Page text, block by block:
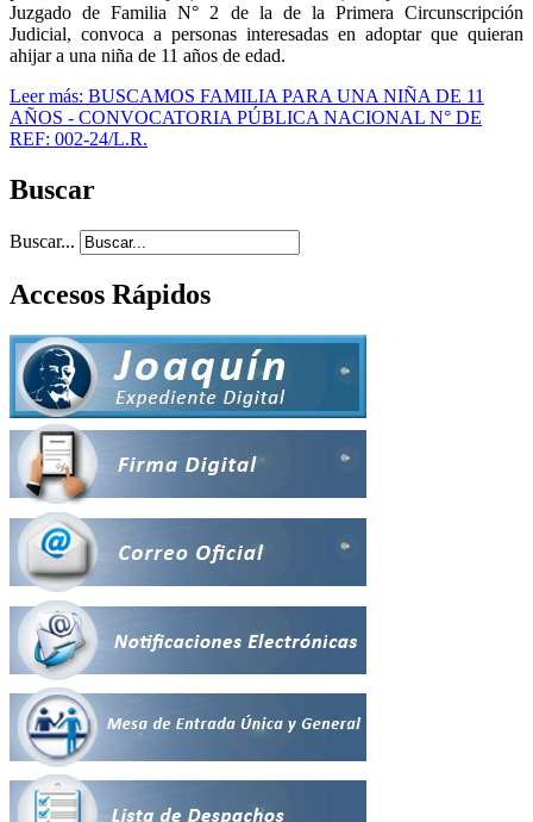
Juzgado de Familia N° 2 de la de la Primera Circunscripción
Judicial, convoca a personas interesadas en adoptar que quieran
ahijar a una niña de 11 años de edad.
Leer más: BUSCAMOS FAMILIA PARA UNA NIÑA DE 11
AÑOS - CONVOCATORIA PÚBLICA NACIONAL N° DE
REF: 002-24/L.R.
Buscar
Buscar...
Accesos Rápidos